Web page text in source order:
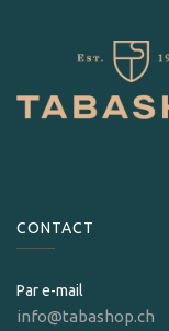
CONTACT
Par e-mail
info@tabashop.ch